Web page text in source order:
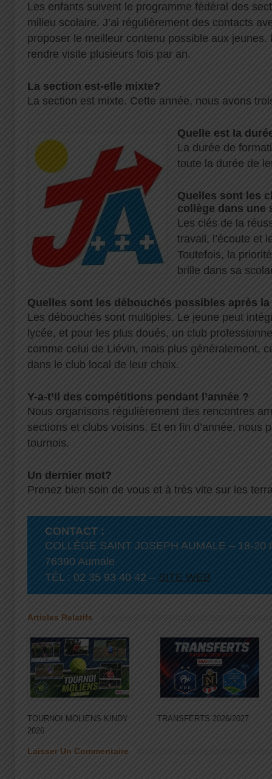
Les enfants suivent le programme fédéral des
milieu scolaire. J’ai régulièrement des contacts
proposer le meilleur contenu possible aux jeunes.
rendre visite plusieurs fois par an.
La section est-elle mixte?
La section est mixte. Cette année, nous avons
Quelle est la
La durée de
toute la durée de
Quelles sont les
collège dans une
Les clés de la
travail, l’écoute et
Toutefois, la
brille dans sa
Quelles sont les débouchés possibles après la
Les débouchés sont multiples. Le jeune peut
lycée, et pour les plus doués, un club
comme celui de Liévin, mais plus généralement,
dans le club local de leur choix.
Y-a-t’il des compétitions pendant l’année ?
Nous organisons régulièrement des rencontres
sections et clubs voisins. Et en fin d’année, nous
tournois.
Un dernier mot?
Prenez bien soin de vous et à très vite sur les
CONTACT :
COLLÈGE SAINT JOSEPH AUMALE – 18-20
76390 Aumale
TÉL : 02 35 93 40 42 – SITE WEB
Articles Relatifs
TOURNOI MOLIENS KINDY
2026
TRANSFERTS 2026/2027
Laisser Un Commentaire